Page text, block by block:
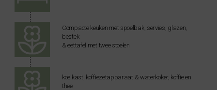
Compacte keuken met spoelbak, servies, glazen,
bestek
& eettafel met twee stoelen
koelkast, koffiezetapparaat & waterkoker, koffie en
thee